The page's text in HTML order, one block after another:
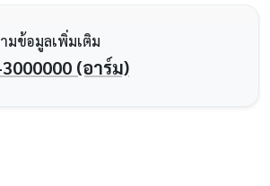
มข้อมูลเพิ่มเติม
(อาร์ม)